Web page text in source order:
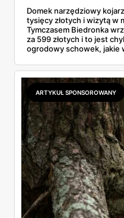
Domek narzędziowy
tysięcy złotych i wizytą w
Tymczasem Biedronka
za 599 złotych i to jest
ogrodowy schowek, jakie
obiekt trzeba gdzieś
żeby konstrukcja nie
wichurze.
ARTYKUŁ SPONSOROWANY